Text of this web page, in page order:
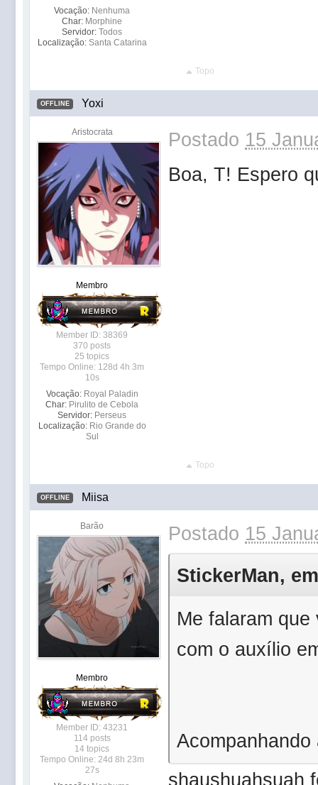
Vocação: Nenhuma
Char: Morphine
Servidor: Todos
Localização: Santa Catarina
Topo
OFFLINE Yoxi
Aristocrata
Membro
Member ID: 38369
370 posts
25 topics
Tempo Online: 128d 4h 3m
10s
Vocação: Royal Paladin
Char: Pirulito de Cebola
Servidor: Perseus
Localização: Rio Grande do
Sul
Postado 15
Boa, T! Espero
Topo
OFFLINE Miisa
Barão
Membro
Member ID: 43231
114 posts
14 topics
Tempo Online: 24d 8h 23m
27s
Postado 15
StickerMan,
Me falaram
com o auxílio
shaushuahsuah